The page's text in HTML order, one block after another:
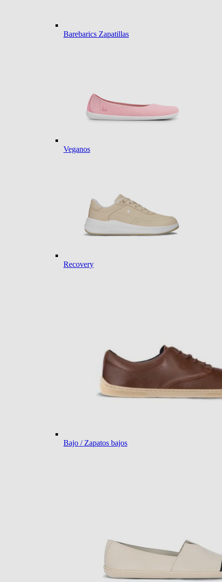
Barebarics Zapatillas
Veganos
Recovery
Bajo / Zapatos bajos